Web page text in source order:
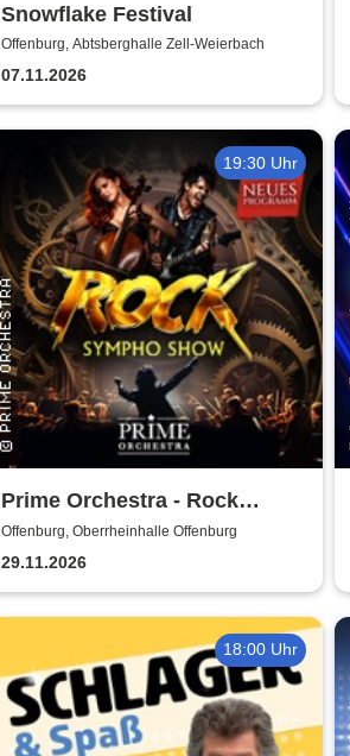
Snowflake Festival
Offenburg, Abtsberghalle Zell-Weierbach
07.11.2026
19:30 Uhr
Prime Orchestra - Rock
Sympho Show
Offenburg, Oberrheinhalle Offenburg
29.11.2026
18:00 Uhr